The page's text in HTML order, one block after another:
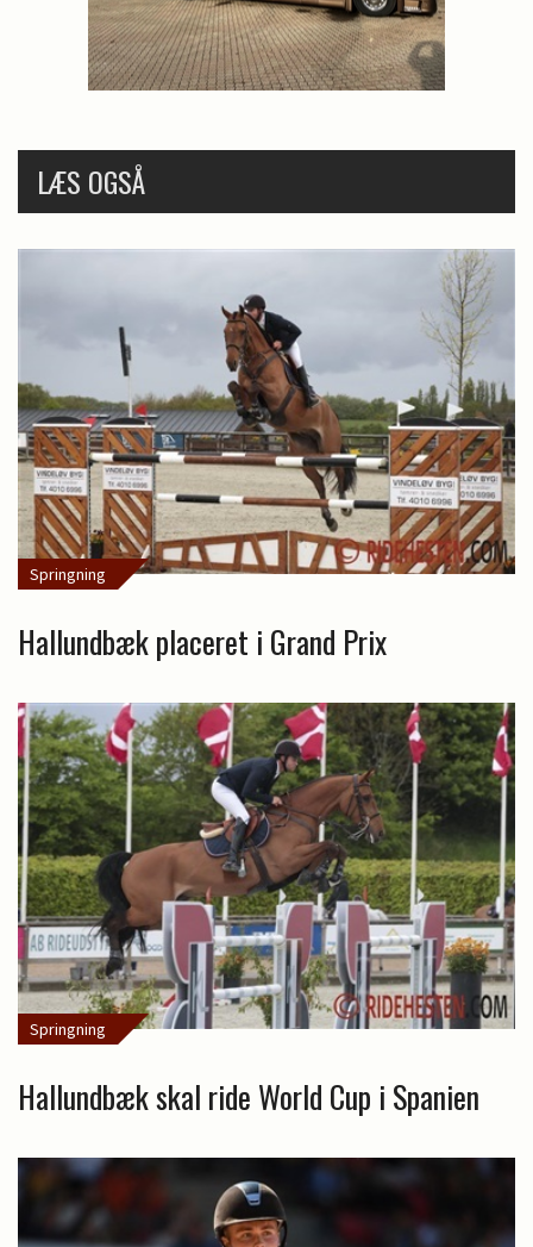
LÆS OGSÅ
Springning
Hallundbæk placeret i Grand Prix
Springning
Hallundbæk skal ride World Cup i Spanien